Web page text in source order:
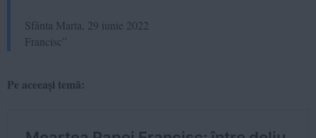
Sfânta Marta, 29 iunie 2022
Francisc”
Pe aceeași temă: